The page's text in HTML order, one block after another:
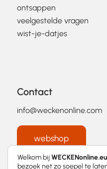
ontsappen
veelgestelde vragen
wist-je-datjes
Contact
info@weckenonline.com
webshop
Welkom bijWECKENonline.eu
bezoek net zo soepel te